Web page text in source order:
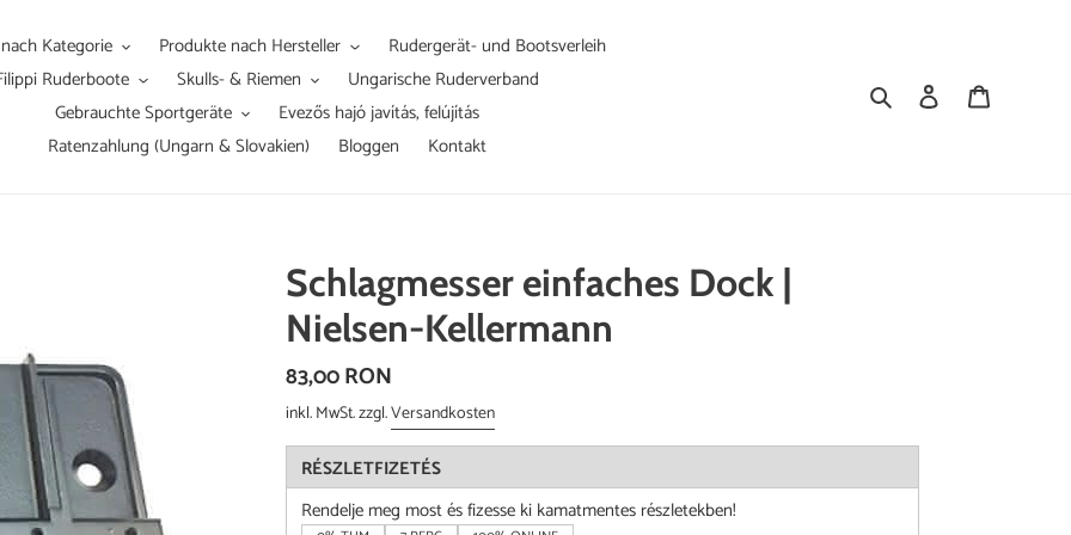
Kategorie Produkte nach Hersteller
Rudergerät- und Bootsverleih
Ruderboote
Skulls- & Riemen
Ungarische Ruderverband
Gebrauchte Sportgeräte
Evezős hajó javítás, felújítás
Ratenzahlung (Ungarn & Slovakien)
Bloggen Kontakt
Suchen Einloggen
Schlagmesser einfaches Dock |
Nielsen-Kellermann
Normaler
Preis
83,00 RON
inkl. MwSt. zzgl.Versandkosten
RÉSZLETFIZETÉS
Rendelje meg most és fizesse ki kamatmentes részletekben!